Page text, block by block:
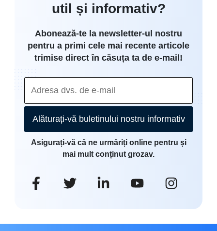
util și informativ?
Abonează-te la newsletter-ul nostru
pentru a primi cele mai recente articole
trimise direct în căsuța ta de e-mail!
Alăturați-vă buletinului nostru informativ
Asigurați-vă că ne urmăriți online pentru și
mai mult conținut grozav.